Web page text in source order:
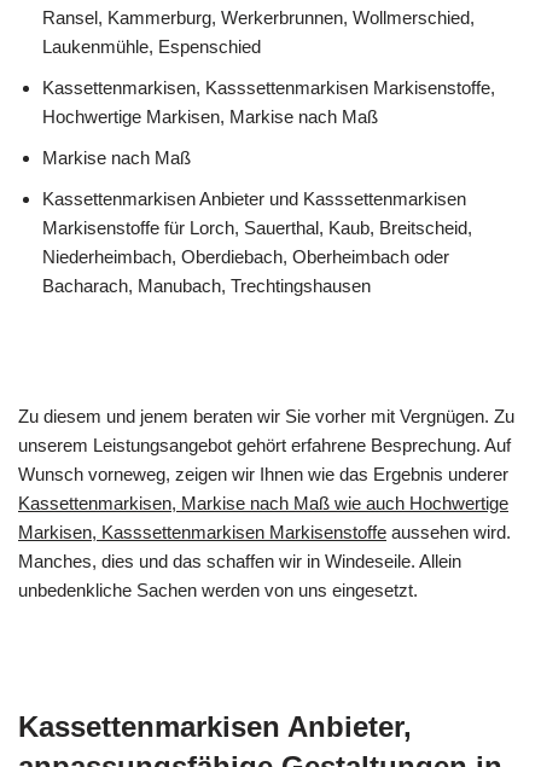
Ransel, Kammerburg, Werkerbrunnen, Wollmerschied,
Laukenmühle, Espenschied
Kassettenmarkisen, Kasssettenmarkisen Markisenstoffe,
Hochwertige Markisen, Markise nach Maß
Markise nach Maß
Kassettenmarkisen Anbieter und Kasssettenmarkisen
Markisenstoffe für Lorch, Sauerthal, Kaub, Breitscheid,
Niederheimbach, Oberdiebach, Oberheimbach oder
Bacharach, Manubach, Trechtingshausen
Zu diesem und jenem beraten wir Sie vorher mit Vergnügen. Zu
unserem Leistungsangebot gehört erfahrene Besprechung. Auf
Wunsch vorneweg, zeigen wir Ihnen wie das Ergebnis underer
Kassettenmarkisen, Markise nach Maß wie auch Hochwertige
Markisen, Kasssettenmarkisen Markisenstoffe aussehen wird.
Manches, dies und das schaffen wir in Windeseile. Allein
unbedenkliche Sachen werden von uns eingesetzt.
Kassettenmarkisen Anbieter,